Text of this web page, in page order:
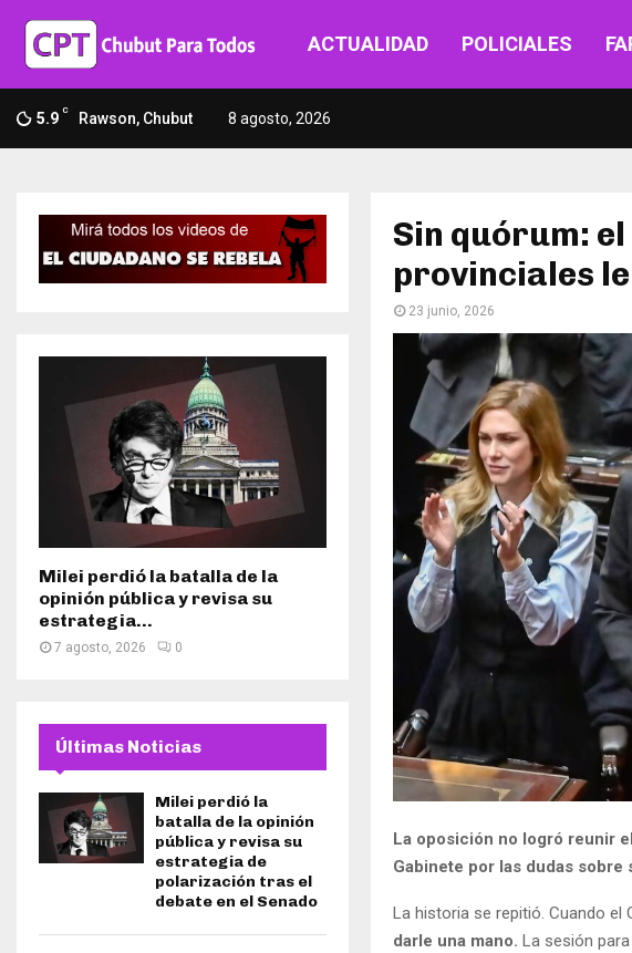
ACTUALIDAD POLICIALES
5.9 C Rawson, Chubut 8 agosto, 2026
Sin quórum: el
provinciales
23 junio, 2026
La oposición no logró reunir
Gabinete por las dudas sobre
La historia se repitió. Cuando el
darle una mano. La sesión
Milei perdió la batalla de la
opinión pública y revisa su
estrategia...
7 agosto, 2026 0
Últimas Noticias
Milei perdió la
batalla de la opinión
pública y revisa su
estrategia de
polarización tras el
debate en el Senado